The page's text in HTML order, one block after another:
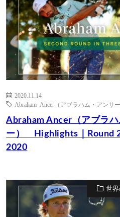
2020.11.14
Abraham Ancer（アブラハム・アンサー
Abraham Ancer（アブラ
ー） Highlights｜Round
2020
世